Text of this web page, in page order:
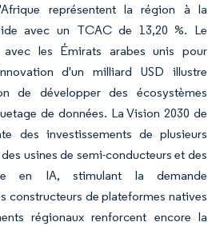
représentent la région à la
avec un TCAC de 13,20 %. Le
les Émirats arabes unis pour
d'un milliard USD illustre
de développer des écosystèmes
de données. La Vision 2030 de
des investissements de plusieurs
usines de semi-conducteurs et des
en IA, stimulant la demande
constructeurs de plateformes natives
régionaux renforcent encore la